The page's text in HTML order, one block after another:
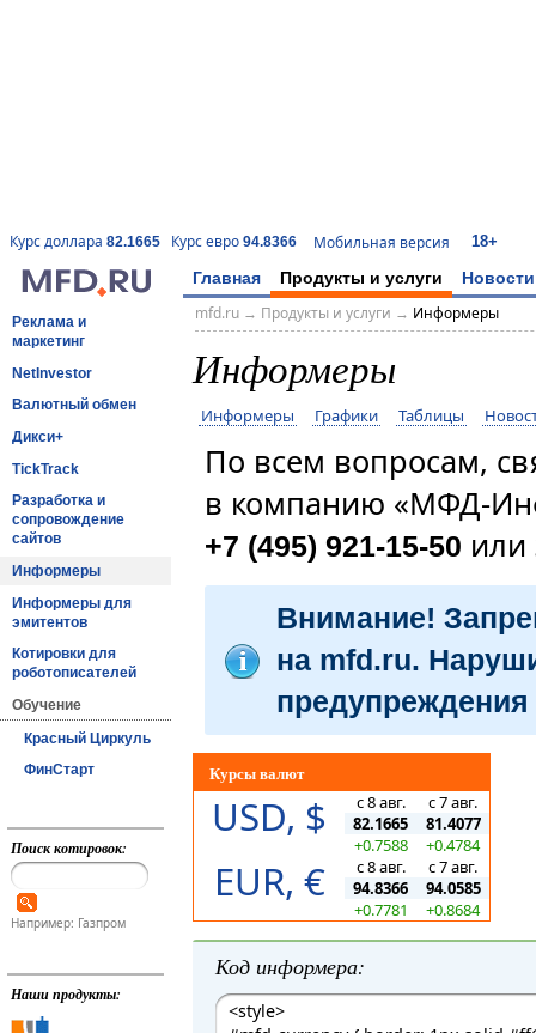
Курс доллара 82.1665 Курс евро 94.8366 Мобильная версия 18+
Главная Продукты и услуги Новости
Реклама и
маркетинг
NetInvestor
Валютный обмен
Дикси+
TickTrack
Разработка и
сопровождение
сайтов
Информеры
Информеры для
эмитентов
Котировки для
роботописателей
Обучение
Красный Циркуль
ФинСтарт
Поиск котировок:
Например: Газпром
Наши продукты:
mfd.ru→ Продукты и услуги → Информеры
Информеры
Информеры Графики Таблицы
По всем вопросам,
в компанию «МФД-
+7 (495) 921-15-50 или
Внимание!
на mfd.ru.
Курсы валют
USD, $ с 8 авг.
с 7 авг.
82.1665
81.4077
+0.7588
+0.4784
EUR, € с 8 авг.
с 7 авг.
94.8366
94.0585
+0.7781
+0.8684
Код информера: